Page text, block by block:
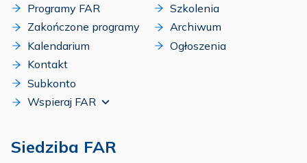
Programy FAR
Zakończone programy
Kalendarium
Kontakt
Subkonto
Wspieraj FAR
Szkolenia
Archiwum
Ogłoszenia
Siedziba FAR